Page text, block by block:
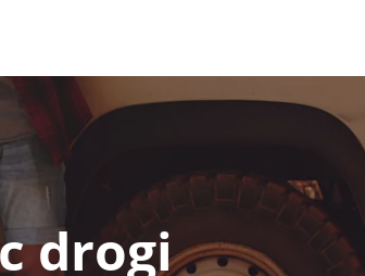
drogi